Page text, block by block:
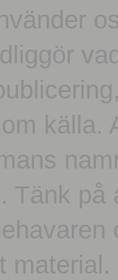
källa.
Tänk
material.